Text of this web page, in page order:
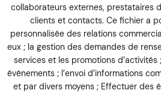
collaborateurs externes, prestataires
clients et contacts. Ce fichier a
personnalisée des relations
eux ; la gestion des demandes de
services et les promotions
événements ; l’envoi d’informations
et par divers moyens ; Effectuer des